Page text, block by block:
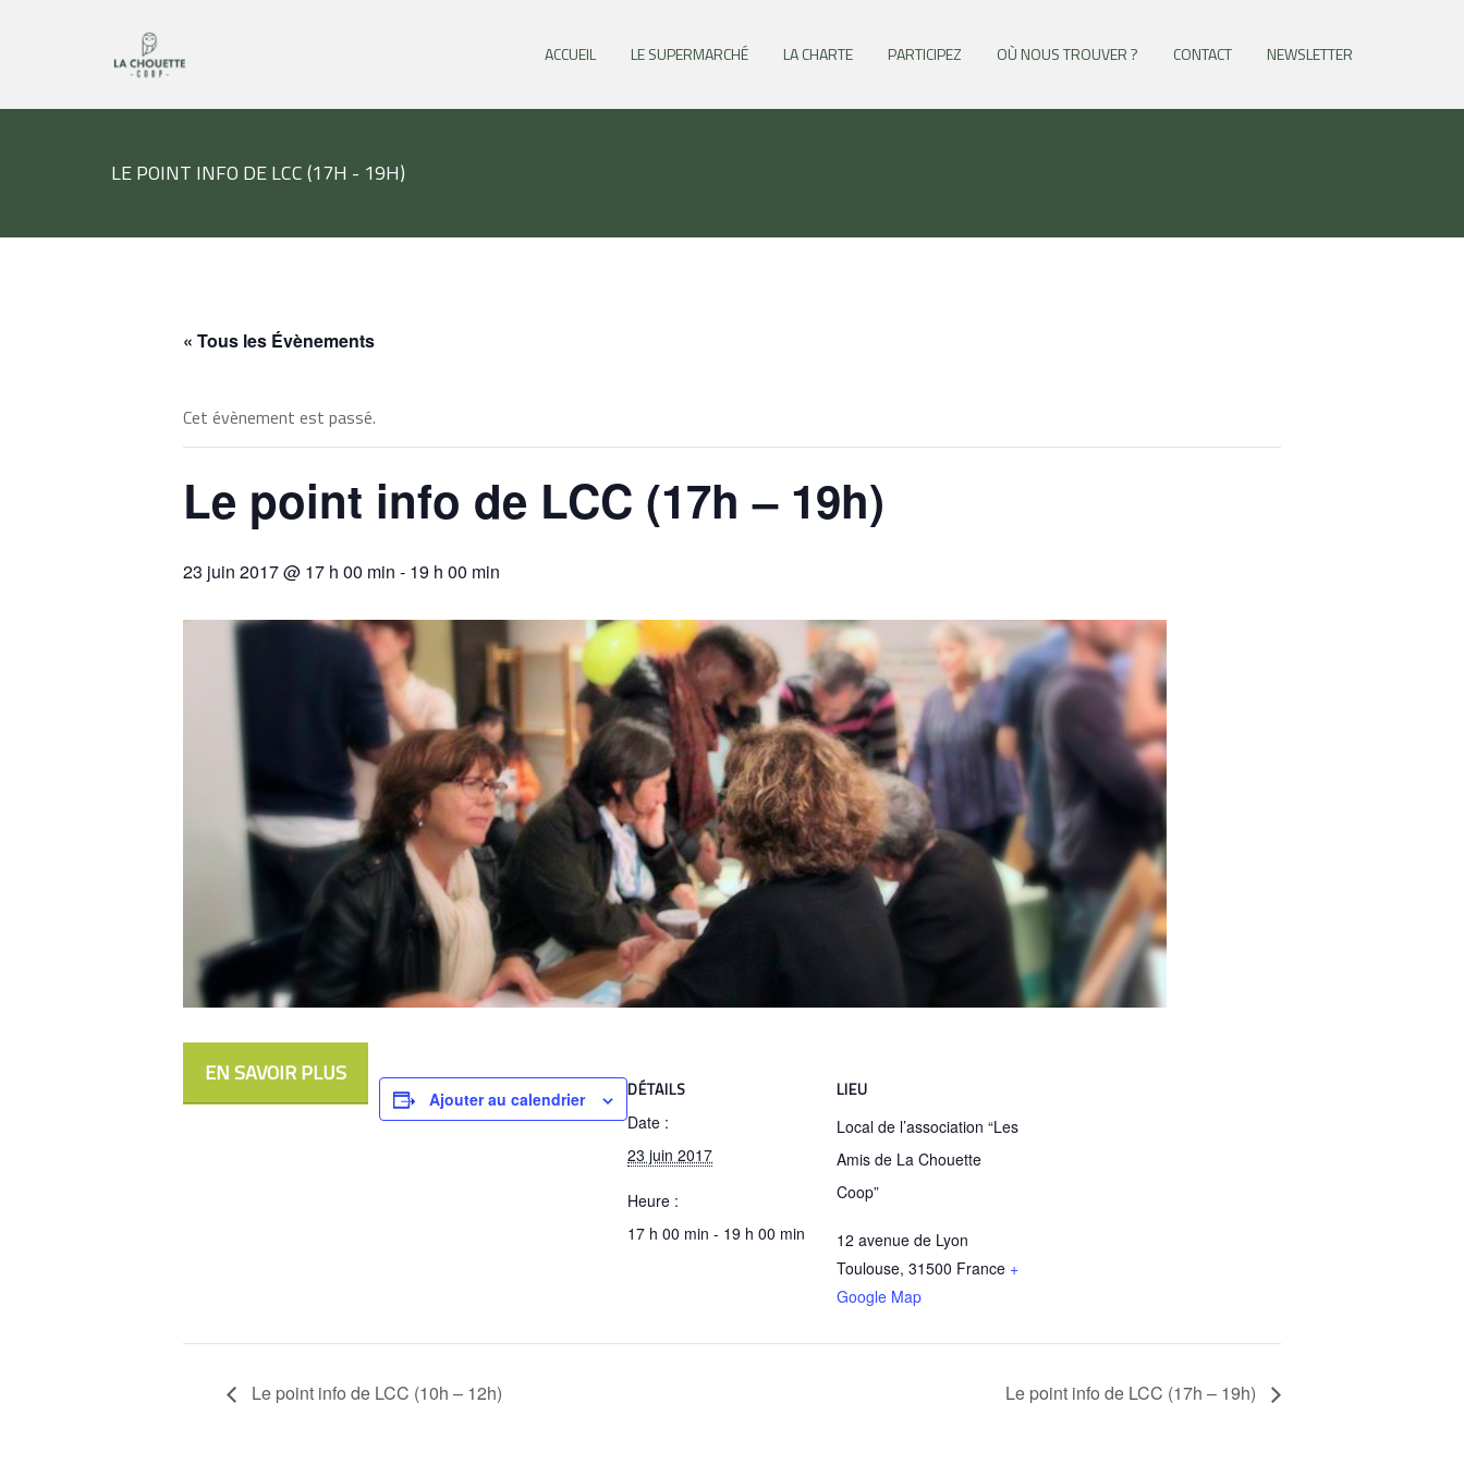
ACCUEIL LE SUPERMARCHÉ LA CHARTE PARTICIPEZ OÙ NOUS TROUVER ? CONTACT NEWSLETTER
LE POINT INFO DE LCC (17H - 19H)
« Tous les Évènements
Cet évènement est passé.
Le point info de LCC (17h – 19h)
23 juin 2017 @ 17 h 00 min - 19 h 00 min
EN SAVOIR PLUS
Ajouter au calendrier DÉTAILS
Date :
23 juin 2017
Heure :
17 h 00 min - 19 h 00 min
LIEU
Local de l’association “Les
Amis de La Chouette
Coop”
12 avenue de Lyon
Toulouse, 31500 France +
Google Map
Le point info de LCC (10h – 12h) Le point info de LCC (17h – 19h)